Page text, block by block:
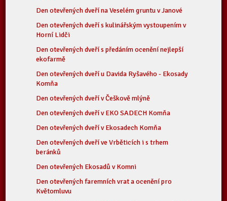
Den otevřených dveří na Veselém gruntu v Janové
Den otevřených dveří s kulinářským vystoupením v
Horní Lidči
Den otevřených dveří s předáním ocenění nejlepší
ekofarmě
Den otevřených dveří u Davida Ryšavého - Ekosady
Komňa
Den otevřených dveří v Češkově mlýně
Den otevřených dveří v EKO SADECH Komňa
Den otevřených dveří v Ekosadech Komňa
Den otevřených dveří ve Vrběticích i s trhem
beránků
Den otevřených Ekosadů v Komni
Den otevřených faremních vrat a ocenění pro
Květomluvu